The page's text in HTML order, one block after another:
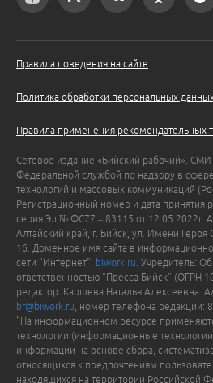
Правила поведения на сайте
Политика обработки персональных
Правила применения рекомендательных
Сетевое издание «Бийский рабочий». СМИ
Федеральной службой по надзору в
технологий и массовых коммуникаций
Регистрационный номер и дата принятия
серия Эл № ФС77 – 83115 от 12.05.2022г.
Алтайский край, г. Бийск, ул. Имени Героя
16. Доменное имя сайта в
сети "Интернет": biwork.ru . Учредитель:
ответственностью "Пресса-Бийск" (ОГРН
редактор: Каршева Наталья Алексеевна.
br@biwork.ru , номер телефона редакции:
"На информационном ресурсе
технологии (информационные
информации на основе сбора,
относящихся к предпочтениям
находящихся на территории Российской